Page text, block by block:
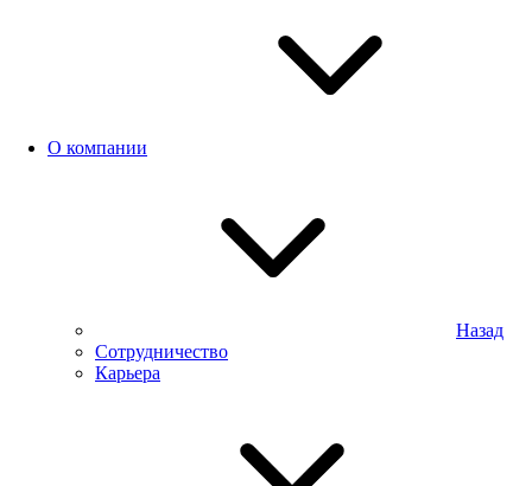
О компании
Назад
Сотрудничество
Карьера